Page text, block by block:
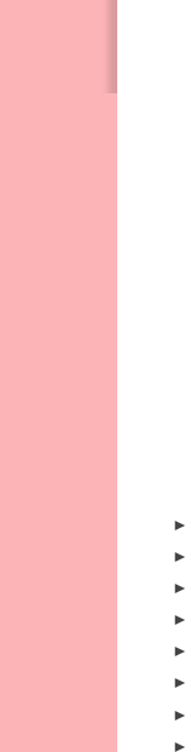
►
►
►
►
►
►
►
►